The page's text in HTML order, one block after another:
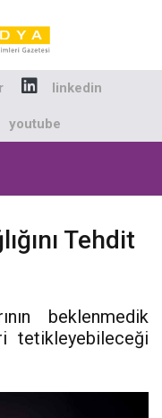
linkedin
youtube
Tehdit
beklenmedik
tetikleyebileceği